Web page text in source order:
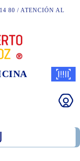
80 / ATENCIÓN AL